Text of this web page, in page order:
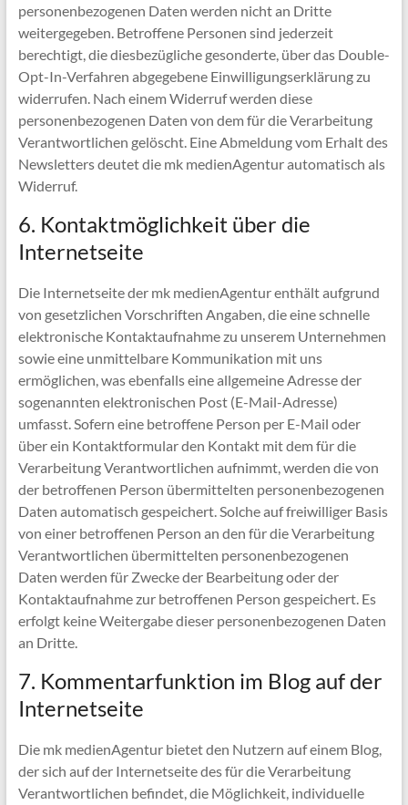
personenbezogenen Daten werden nicht an Dritte
weitergegeben. Betroffene Personen sind jederzeit
berechtigt, die diesbezügliche gesonderte, über das Double-
Opt-In-Verfahren abgegebene Einwilligungserklärung zu
widerrufen. Nach einem Widerruf werden diese
personenbezogenen Daten von dem für die Verarbeitung
Verantwortlichen gelöscht. Eine Abmeldung vom Erhalt des
Newsletters deutet die mk medienAgentur automatisch als
Widerruf.
6. Kontaktmöglichkeit über die
Internetseite
Die Internetseite der mk medienAgentur enthält aufgrund
von gesetzlichen Vorschriften Angaben, die eine schnelle
elektronische Kontaktaufnahme zu unserem Unternehmen
sowie eine unmittelbare Kommunikation mit uns
ermöglichen, was ebenfalls eine allgemeine Adresse der
sogenannten elektronischen Post (E-Mail-Adresse)
umfasst. Sofern eine betroffene Person per E-Mail oder
über ein Kontaktformular den Kontakt mit dem für die
Verarbeitung Verantwortlichen aufnimmt, werden die von
der betroffenen Person übermittelten personenbezogenen
Daten automatisch gespeichert. Solche auf freiwilliger Basis
von einer betroffenen Person an den für die Verarbeitung
Verantwortlichen übermittelten personenbezogenen
Daten werden für Zwecke der Bearbeitung oder der
Kontaktaufnahme zur betroffenen Person gespeichert. Es
erfolgt keine Weitergabe dieser personenbezogenen Daten
an Dritte.
7. Kommentarfunktion im Blog auf der
Internetseite
Die mk medienAgentur bietet den Nutzern auf einem Blog,
der sich auf der Internetseite des für die Verarbeitung
Verantwortlichen befindet, die Möglichkeit, individuelle